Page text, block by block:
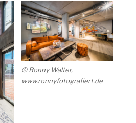
© Ronny Walter,
www.ronnyfotografiert.de